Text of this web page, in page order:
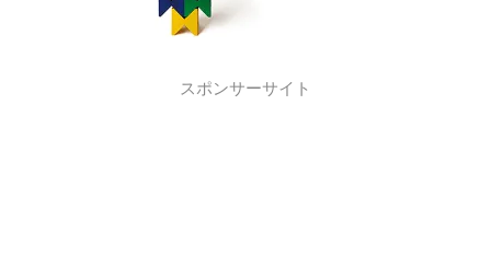
スポンサーサイト